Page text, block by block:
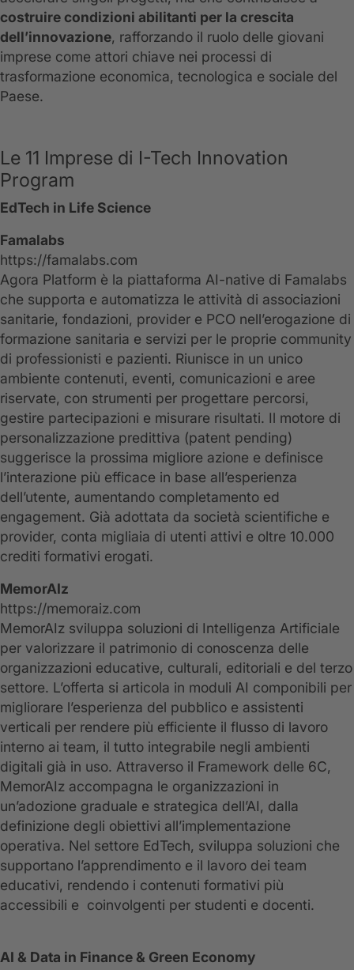
costruire condizioni abilitanti per la crescita
dell’innovazione, rafforzando il ruolo delle giovani
imprese come attori chiave nei processi di
trasformazione economica, tecnologica e sociale del
Paese.
Le 11 Imprese di I-Tech Innovation
Program
EdTech in Life Science
Famalabs
https://famalabs.com
Agora Platform è la piattaforma AI-native di Famalabs
che supporta e automatizza le attività di associazioni
sanitarie, fondazioni, provider e PCO nell’erogazione di
formazione sanitaria e servizi per le proprie community
di professionisti e pazienti. Riunisce in un unico
ambiente contenuti, eventi, comunicazioni e aree
riservate, con strumenti per progettare percorsi,
gestire partecipazioni e misurare risultati. Il motore di
personalizzazione predittiva (patent pending)
suggerisce la prossima migliore azione e definisce
l’interazione più efficace in base all’esperienza
dell’utente, aumentando completamento ed
engagement. Già adottata da società scientifiche e
provider, conta migliaia di utenti attivi e oltre 10.000
crediti formativi erogati.
MemorAIz
https://memoraiz.com
MemorAIz sviluppa soluzioni di Intelligenza Artificiale
per valorizzare il patrimonio di conoscenza delle
organizzazioni educative, culturali, editoriali e del terzo
settore. L’offerta si articola in moduli AI componibili per
migliorare l’esperienza del pubblico e assistenti
verticali per rendere più efficiente il flusso di lavoro
interno ai team, il tutto integrabile negli ambienti
digitali già in uso. Attraverso il Framework delle 6C,
MemorAIz accompagna le organizzazioni in
un’adozione graduale e strategica dell’AI, dalla
definizione degli obiettivi all’implementazione
operativa. Nel settore EdTech, sviluppa soluzioni che
supportano l’apprendimento e il lavoro dei team
educativi, rendendo i contenuti formativi più
accessibili e coinvolgenti per studenti e docenti.
AI & Data in Finance & Green Economy